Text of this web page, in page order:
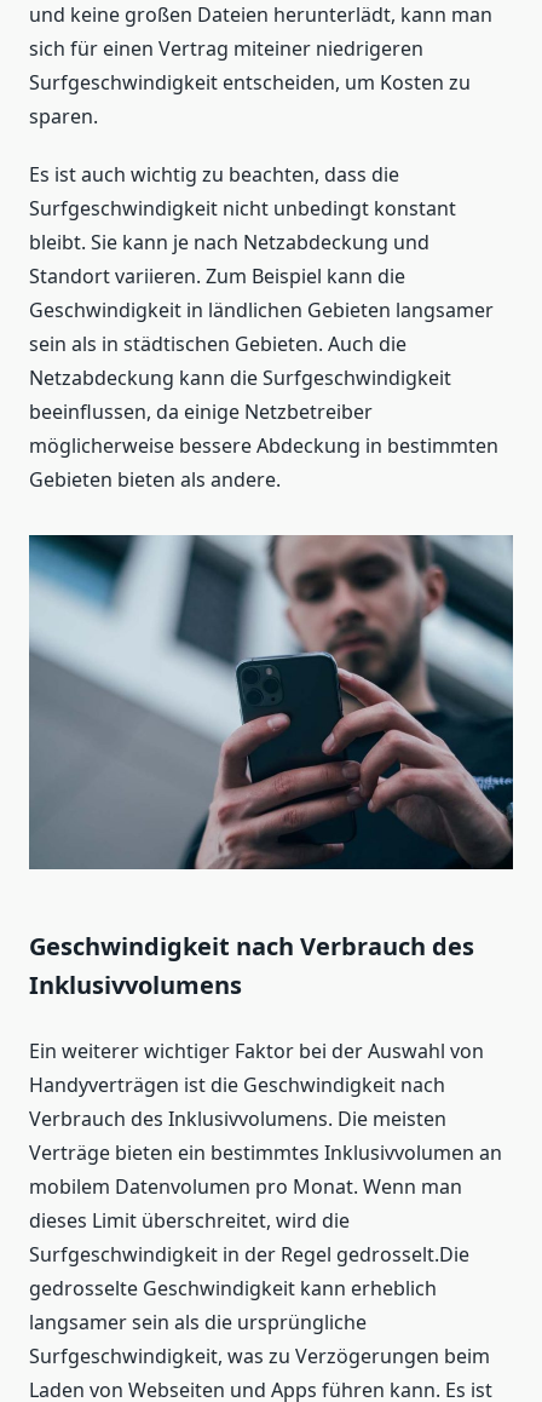
und keine großen Dateien herunterlädt, kann man
sich für einen Vertrag miteiner niedrigeren
Surfgeschwindigkeit entscheiden, um Kosten zu
sparen.
Es ist auch wichtig zu beachten, dass die
Surfgeschwindigkeit nicht unbedingt konstant
bleibt. Sie kann je nach Netzabdeckung und
Standort variieren. Zum Beispiel kann die
Geschwindigkeit in ländlichen Gebieten langsamer
sein als in städtischen Gebieten. Auch die
Netzabdeckung kann die Surfgeschwindigkeit
beeinflussen, da einige Netzbetreiber
möglicherweise bessere Abdeckung in bestimmten
Gebieten bieten als andere.
Geschwindigkeit nach Verbrauch des
Inklusivvolumens
Ein weiterer wichtiger Faktor bei der Auswahl von
Handyverträgen ist die Geschwindigkeit nach
Verbrauch des Inklusivvolumens. Die meisten
Verträge bieten ein bestimmtes Inklusivvolumen an
mobilem Datenvolumen pro Monat. Wenn man
dieses Limit überschreitet, wird die
Surfgeschwindigkeit in der Regel gedrosselt.Die
gedrosselte Geschwindigkeit kann erheblich
langsamer sein als die ursprüngliche
Surfgeschwindigkeit, was zu Verzögerungen beim
Laden von Webseiten und Apps führen kann. Es ist